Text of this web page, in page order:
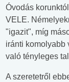
Óvodás
VELE.
"igazit", míg
iránti komolyabb
való tényleges
A szeretetről